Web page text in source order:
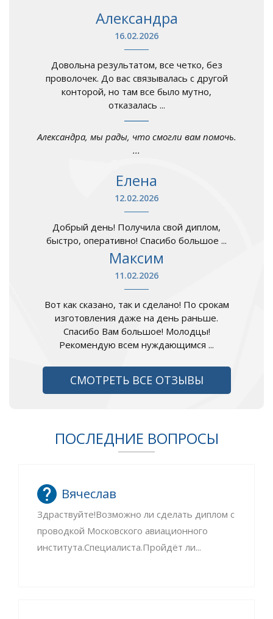
Александра
16.02.2026
Довольна результатом, все четко, без
проволочек. До вас связывалась с другой
конторой, но там все было мутно,
отказалась ...
Александра, мы рады, что смогли вам помочь.
...
Елена
12.02.2026
Добрый день! Получила свой диплом,
быстро, оперативно! Спасибо большое ...
Максим
11.02.2026
Вот как сказано, так и сделано! По срокам
изготовления даже на день раньше.
Спасибо Вам большое! Молодцы!
Рекомендую всем нуждающимся ...
СМОТРЕТЬ ВСЕ ОТЗЫВЫ
ПОСЛЕДНИЕ ВОПРОСЫ
Вячеслав
Здраствуйте!Возможно ли сделать диплом с
проводкой Московского авиационного
института.Специалиста.Пройдёт ли...